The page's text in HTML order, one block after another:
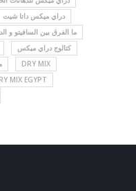
دراي ميكس داتا شيت
ما الفرق بين السافيتو و
كتالوج دراي ميكس
DRY MIX
MIX EGYPT